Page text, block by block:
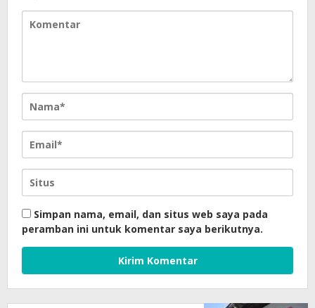
Simpan nama, email, dan situs web saya pada
peramban ini untuk komentar saya berikutnya.